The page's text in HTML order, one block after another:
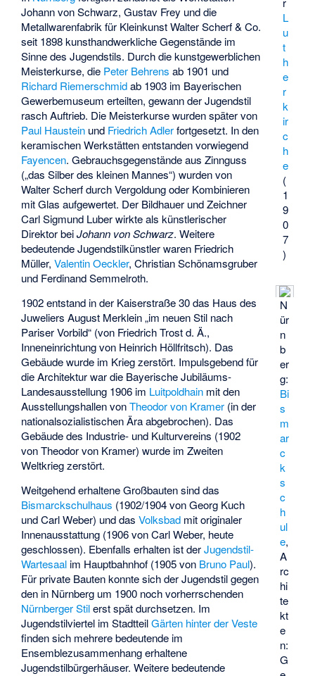
L
u
t
h
e
r
k
ir
c
h
e
(
1
9
0
7
)
N
ür
n
b
er
g:
Bi
s
m
ar
c
k
s
c
h
ul
e,
A
rc
hi
te
kt
e
n:
G
Johann von Schwarz, Gustav Frey und die
Metallwarenfabrik für Kleinkunst Walter Scherf & Co.
seit 1898 kunsthandwerkliche Gegenstände im
Sinne des Jugendstils. Durch die kunstgewerblichen
Meisterkurse, die Peter Behrens ab 1901 und
Richard Riemerschmidab 1903 im Bayerischen
Gewerbemuseum erteilten, gewann der Jugendstil
rasch Auftrieb. Die Meisterkurse wurden später von
Paul Haustein und Friedrich Adlerfortgesetzt. In den
keramischen Werkstätten entstanden vorwiegend
Fayencen. Gebrauchsgegenstände aus Zinnguss
(„das Silber des kleinen Mannes“) wurden von
Walter Scherf durch Vergoldung oder Kombinieren
mit Glas aufgewertet. Der Bildhauer und Zeichner
Carl Sigmund Luberwirkte als künstlerischer
Direktor beiJohann von Schwarz. Weitere
bedeutende Jugendstilkünstler waren Friedrich
Müller,Valentin Oeckler,Christian Schönamsgruber
und Ferdinand Semmelroth.
1902 entstand in der Kaiserstraße 30 das Haus des
Juweliers August Merklein „im neuen Stil nach
Pariser Vorbild“ (von Friedrich Trost d. Ä.,
Inneneinrichtung von Heinrich Höllfritsch). Das
Gebäude wurde im Krieg zerstört. Impulsgebend für
die Architektur war die Bayerische Jubiläums-
Landesausstellung 1906 im Luitpoldhain mit den
Ausstellungshallen vonTheodor von Kramer (in der
nationalsozialistischen Ära abgebrochen). Das
Gebäude des Industrie- und Kulturvereins (1902
von Theodor von Kramer) wurde im Zweiten
Weltkrieg zerstört.
Weitgehend erhaltene Großbauten sind das
Bismarckschulhaus (1902/1904 vonGeorg Kuch
undCarl Weber) und dasVolksbad mit originaler
Innenausstattung (1906 von Carl Weber, heute
geschlossen). Ebenfalls erhalten ist derJugendstil-
Wartesaal im Hauptbahnhof (1905 von Bruno Paul).
Für private Bauten konnte sich der Jugendstil gegen
den in Nürnberg um 1900 noch vorherrschenden
Nürnberger Stilerst spät durchsetzen. Im
Jugendstilviertel im StadtteilGärten hinter der Veste
finden sich mehrere bedeutende im
Ensemblezusammenhang erhaltene
Jugendstilbürgerhäuser. Weitere bedeutende